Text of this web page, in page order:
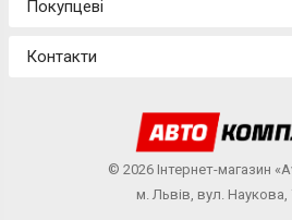
Покупцеві
Контакти
© 2026 Інтернет-магазин
м. Львів, вул. Наукова,